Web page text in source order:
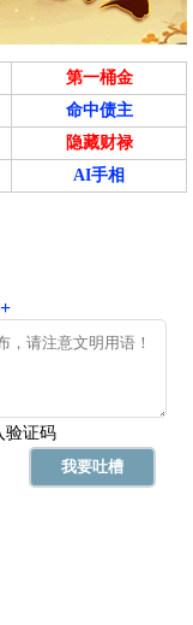
第一桶金
命中债主
隐藏财禄
AI手相